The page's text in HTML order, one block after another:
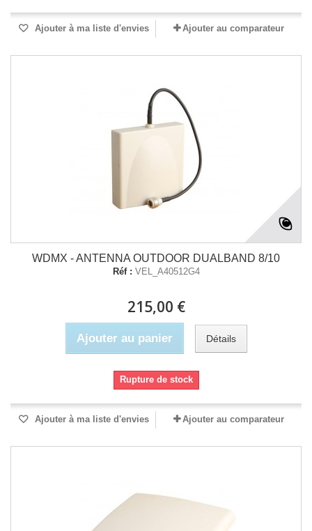
Ajouter à ma liste d'envies Ajouter au comparateur
WDMX - ANTENNA OUTDOOR DUALBAND 8/10
Réf : VEL_A40512G4
215,00 €
Ajouter au panier Détails
Rupture de stock
Ajouter à ma liste d'envies Ajouter au comparateur